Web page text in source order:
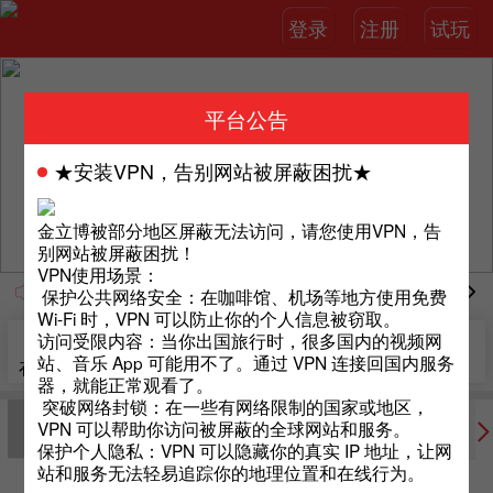
登录 注册 试玩
由于近期有不法份子利用恶意手段拦截我司网址，如您
在线客服 我的推荐 额度转换 提现 充值
体育 真人 棋牌 彩票 电子
平台公告
★安装VPN，告别网站被屏蔽困扰★
金立博被部分地区屏蔽无法访问，请您使用VPN，告
别网站被屏蔽困扰！
VPN使用场景：
保护公共网络安全：在咖啡馆、机场等地方使用免费
Wi-Fi 时，VPN 可以防止你的个人信息被窃取。
访问受限内容：当你出国旅行时，很多国内的视频网
站、音乐 App 可能用不了。通过 VPN 连接回国内服务
器，就能正常观看了。
突破网络封锁：在一些有网络限制的国家或地区，
VPN 可以帮助你访问被屏蔽的全球网站和服务。
保护个人隐私：VPN 可以隐藏你的真实 IP 地址，让网
站和服务无法轻易追踪你的地理位置和在线行为。